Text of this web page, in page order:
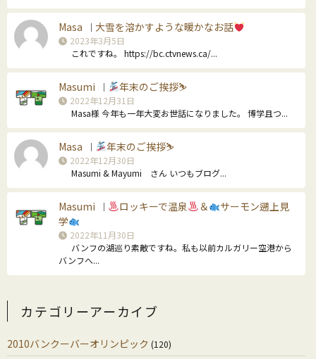
Masa ｜ 大雪を溶かすような暖かなお話
2023年3月5日
これですね。 https://bc.ctvnews.ca/...
Masumi ｜ 年末のご挨拶⛷
2022年12月31日
Masa様 今年も一年大変お世話になりました。 博学且つ...
Masa ｜ 年末のご挨拶⛷
2022年12月30日
Masumi & Mayumi さん いつもブログ...
Masumi ｜ ロッキーで温泉 ＆
サーモン遡上見
学
2022年11月30日
バンフの湖巡り素敵ですね。私も以前カルガリー空港から
バンフへ...
カテゴリーアーカイブ
2010バンクーバーオリンピック (120)